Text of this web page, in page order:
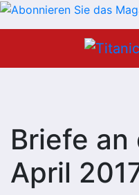
Briefe an
April